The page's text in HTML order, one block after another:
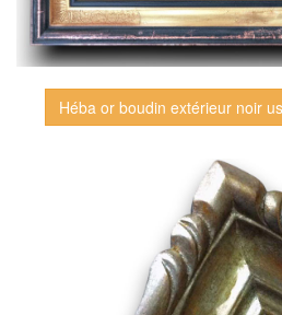
Héba or boudin extérieur noir